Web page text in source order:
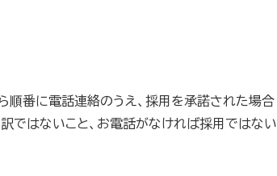
順番に電話連絡のうえ、採用を承諾された場合
ではないこと、お電話がなければ採用ではない